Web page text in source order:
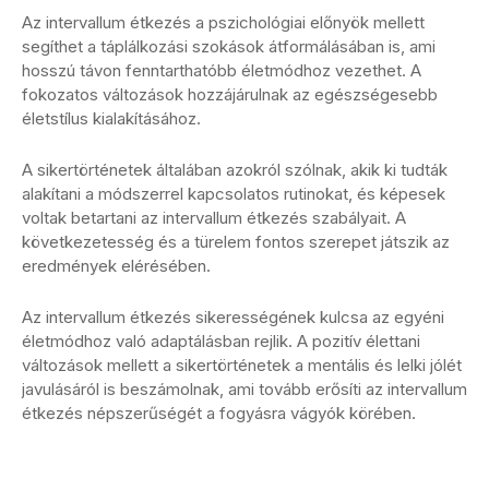
Az intervallum étkezés a pszichológiai előnyök mellett
segíthet a táplálkozási szokások átformálásában is, ami
hosszú távon fenntarthatóbb életmódhoz vezethet. A
fokozatos változások hozzájárulnak az egészségesebb
életstílus kialakításához.
A sikertörténetek általában azokról szólnak, akik ki tudták
alakítani a módszerrel kapcsolatos rutinokat, és képesek
voltak betartani az intervallum étkezés szabályait. A
következetesség és a türelem fontos szerepet játszik az
eredmények elérésében.
Az intervallum étkezés sikerességének kulcsa az egyéni
életmódhoz való adaptálásban rejlik. A pozitív élettani
változások mellett a sikertörténetek a mentális és lelki jólét
javulásáról is beszámolnak, ami tovább erősíti az intervallum
étkezés népszerűségét a fogyásra vágyók körében.